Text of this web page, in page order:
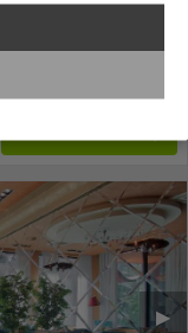
Kokonaishinta€1.032
€516
▶︎